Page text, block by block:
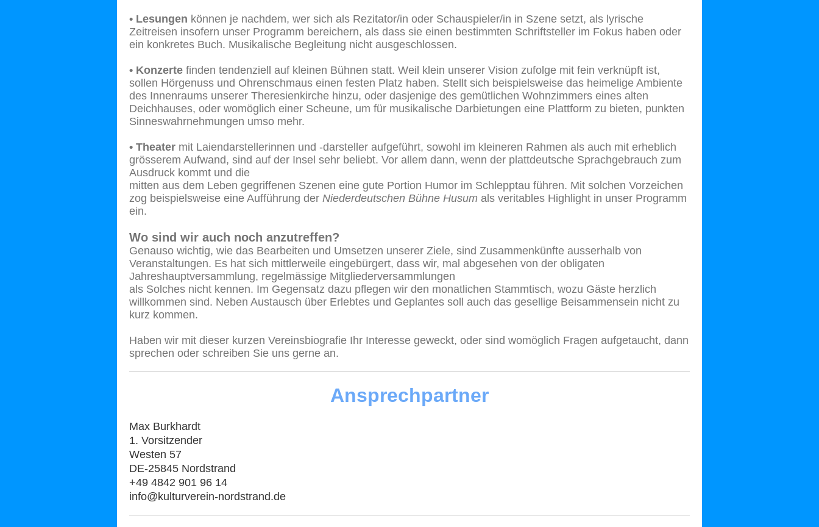
• Lesungen können je nachdem, wer sich als Rezitator/in oder Schauspieler/in in Szene setzt, als lyrische
Zeitreisen insofern unser Programm bereichern, als dass sie einen bestimmten Schriftsteller im Fokus haben oder
ein konkretes Buch. Musikalische Begleitung nicht ausgeschlossen.
• Konzerte finden tendenziell auf kleinen Bühnen statt. Weil klein unserer Vision zufolge mit fein verknüpft ist,
sollen Hörgenuss und Ohrenschmaus einen festen Platz haben. Stellt sich beispielsweise das heimelige Ambiente
des Innenraums unserer Theresienkirche hinzu, oder dasjenige des gemütlichen Wohnzimmers eines alten
Deichhauses, oder womöglich einer Scheune, um für musikalische Darbietungen eine Plattform zu bieten, punkten
Sinneswahrnehmungen umso mehr.
• Theater mit Laiendarstellerinnen und -darsteller aufgeführt, sowohl im kleineren Rahmen als auch mit erheblich
grösserem Aufwand, sind auf der Insel sehr beliebt. Vor allem dann, wenn der plattdeutsche Sprachgebrauch zum
Ausdruck kommt und die
mitten aus dem Leben gegriffenen Szenen eine gute Portion Humor im Schlepptau führen. Mit solchen Vorzeichen
zog beispielsweise eine Aufführung der Niederdeutschen Bühne Husum als veritables Highlight in unser Programm
ein.
Wo sind wir auch noch anzutreffen?
Genauso wichtig, wie das Bearbeiten und Umsetzen unserer Ziele, sind Zusammenkünfte ausserhalb von
Veranstaltungen. Es hat sich mittlerweile eingebürgert, dass wir, mal abgesehen von der obligaten
Jahreshauptversammlung, regelmässige Mitgliederversammlungen
als Solches nicht kennen. Im Gegensatz dazu pflegen wir den monatlichen Stammtisch, wozu Gäste herzlich
willkommen sind. Neben Austausch über Erlebtes und Geplantes soll auch das gesellige Beisammensein nicht zu
kurz kommen.
Haben wir mit dieser kurzen Vereinsbiografie Ihr Interesse geweckt, oder sind womöglich Fragen aufgetaucht, dann
sprechen oder schreiben Sie uns gerne an.
Ansprechpartner
Max Burkhardt
1. Vorsitzender
Westen 57
DE-25845 Nordstrand
+49 4842 901 96 14
info@kulturverein-nordstrand.de